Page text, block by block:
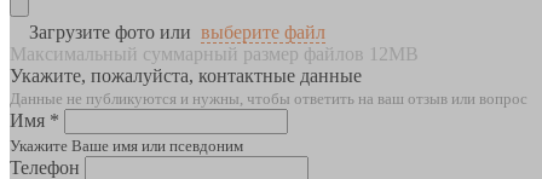
Загрузите фото или выберите файл
Максимальный суммарный размер файлов 12MB
Укажите, пожалуйста, контактные данные
Данные не публикуются и нужны, чтобы ответить на ваш отзыв или вопрос
Имя *
Укажите Ваше имя или псевдоним
Телефон